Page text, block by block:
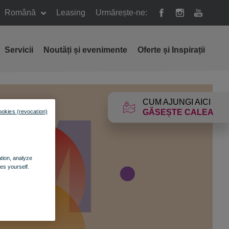
Română Leasing Urmărește-ne:
CUM AJUNGI AICI
GĂSEȘTE CALEA
Servicii Noutăți și evenimente Oferte și Inspirații
analyze
yourself.
(revocation)